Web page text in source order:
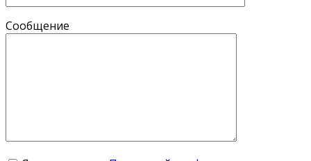
Сообщение